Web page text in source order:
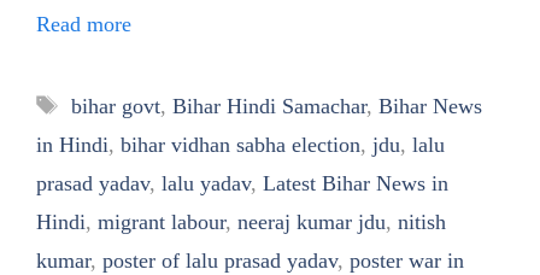
Read more
Tags
bihar govt, Bihar Hindi Samachar, Bihar News
in Hindi, bihar vidhan sabha election, jdu, lalu
prasad yadav, lalu yadav, Latest Bihar News in
Hindi, migrant labour, neeraj kumar jdu, nitish
kumar, poster of lalu prasad yadav, poster war in